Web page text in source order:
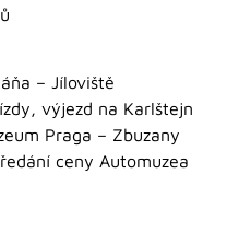
– Jíloviště
výjezd na Karlštejn
Praga – Zbuzany
ceny Automuzea